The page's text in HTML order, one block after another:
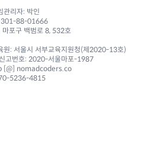
관리자: 박인
301-88-01666
마포구 백범로 8, 532호
원: 서울시 서부교육지원청(제2020-13호)
고번호: 2020-서울마포-1987
[@] nomadcoders.co
5236-4815